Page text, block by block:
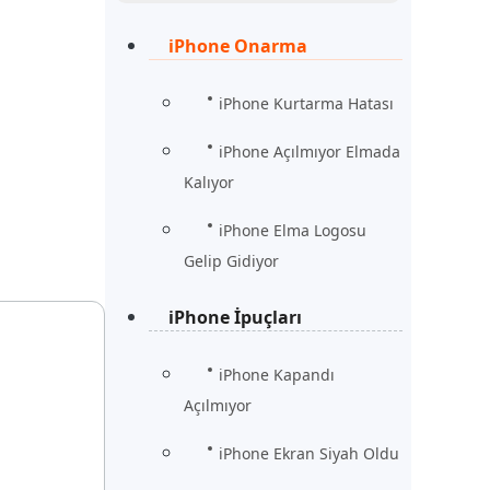
Daha Fazla Faydalı İpuçları
iPhone Onarma
iPhone Kurtarma Hatası
iPhone Açılmıyor Elmada
Kalıyor
iPhone Elma Logosu
Gelip Gidiyor
iPhone İpuçları
iPhone Kapandı
Açılmıyor
iPhone Ekran Siyah Oldu